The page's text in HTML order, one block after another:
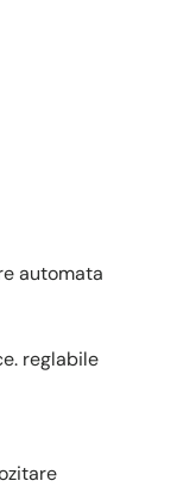
automata
reglabile